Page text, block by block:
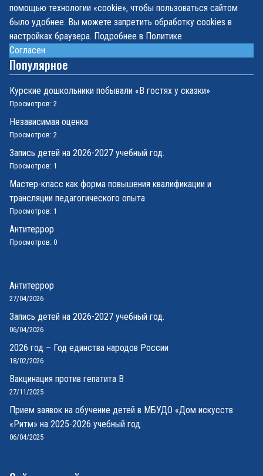
помощью технологии «cookie», чтобы пользоваться сайтом
было удобнее. Вы можете запретить обработку cookies в
настройках браузера. Подробнее в Политике
Согласен
Популярное
Курские дошкольники побывали «В гостях у сказки»
Просмотров: 2
Независимая оценка
Просмотров: 2
Запись детей на 2026-2027 учебный год.
Просмотров: 1
Мастер-класс как форма повышения квалификации и
трансляции педагогического опыта
Просмотров: 1
Антитеррор
Просмотров: 0
Антитеррор
27/04/2026
Запись детей на 2026-2027 учебный год.
06/04/2026
2026 год – Год единства народов России
18/02/2026
Вакцинация против гепатита В
27/11/2025
Прием заявок на обучение детей в МБУДО «Дом искусств
«Ритм» на 2025-2026 учебный год.
06/04/2025